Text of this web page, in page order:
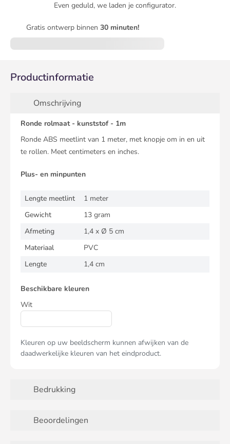
Even geduld, we laden je configurator.
Gratis ontwerp binnen 30 minuten!
Productinformatie
Omschrijving
Ronde rolmaat - kunststof - 1m
Ronde ABS meetlint van 1 meter, met knopje om in en uit
te rollen. Meet centimeters en inches.
Plus- en minpunten
Lengte meetlint
1 meter
Gewicht
13 gram
Afmeting
1,4 x Ø 5 cm
Materiaal
PVC
Lengte
1,4 cm
Beschikbare kleuren
Wit
Kleuren op uw beeldscherm kunnen afwijken van de
daadwerkelijke kleuren van het eindproduct.
Bedrukking
Beoordelingen